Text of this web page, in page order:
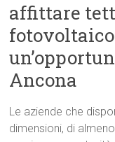
affittare
Ancona
Le aziende che
dimensioni, di